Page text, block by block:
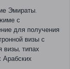
Эмираты.
с
для получения
визы с
визы, типах
Арабских